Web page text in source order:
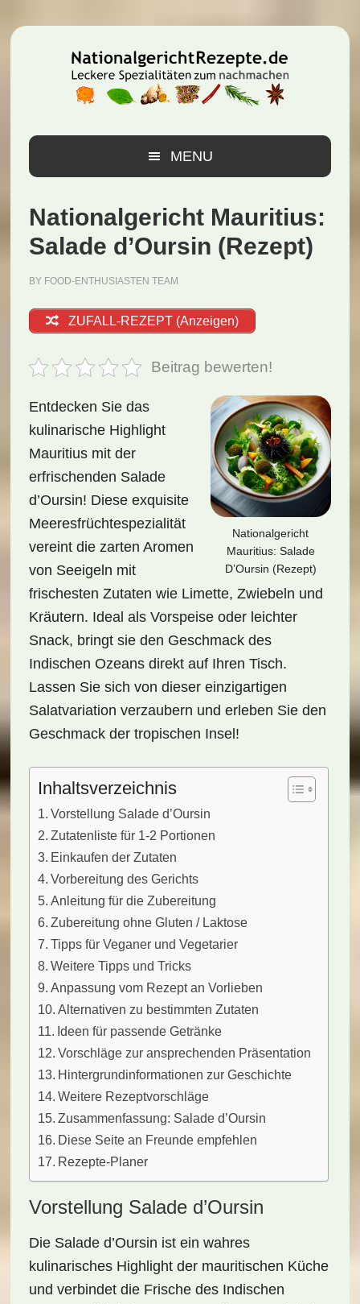
Hauptnavigation
Inhalt
Seitenspalte
MENU
Nationalgericht Mauritius:
Salade d’Oursin (Rezept)
BY FOOD-ENTHUSIASTEN TEAM
ZUFALL-REZEPT (Anzeigen)
Beitrag bewerten!
Nationalgericht
Mauritius: Salade
D’Oursin (Rezept)
Entdecken Sie das
kulinarische Highlight
Mauritius mit der
erfrischenden Salade
d’Oursin! Diese exquisite
Meeresfrüchtespezialität
vereint die zarten Aromen
von Seeigeln mit
frischesten Zutaten wie Limette, Zwiebeln und
Kräutern. Ideal als Vorspeise oder leichter
Snack, bringt sie den Geschmack des
Indischen Ozeans direkt auf Ihren Tisch.
Lassen Sie sich von dieser einzigartigen
Salatvariation verzaubern und erleben Sie den
Geschmack der tropischen Insel!
Inhaltsverzeichnis
Vorstellung Salade d’Oursin
Zutatenliste für 1-2 Portionen
Einkaufen der Zutaten
Vorbereitung des Gerichts
Anleitung für die Zubereitung
Zubereitung ohne Gluten / Laktose
Tipps für Veganer und Vegetarier
Weitere Tipps und Tricks
Anpassung vom Rezept an Vorlieben
Alternativen zu bestimmten Zutaten
Ideen für passende Getränke
Vorschläge zur ansprechenden Präsentation
Hintergrundinformationen zur Geschichte
Weitere Rezeptvorschläge
Zusammenfassung: Salade d’Oursin
Diese Seite an Freunde empfehlen
Rezepte-Planer
Vorstellung Salade d’Oursin
Die Salade d’Oursin ist ein wahres
kulinarisches Highlightder mauritischen Küche
und verbindet die Frische des Indischen